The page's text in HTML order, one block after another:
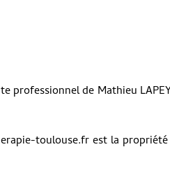
professionnel de Mathieu
toulouse.fr est la